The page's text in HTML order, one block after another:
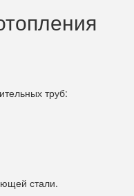
труб:
стали.